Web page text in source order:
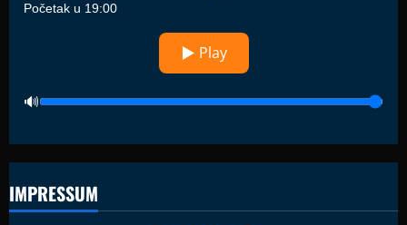
Početak u 19:00
▶ Play
IMPRESSUM